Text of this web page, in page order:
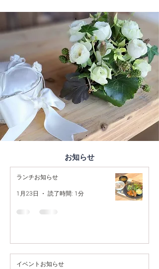
お知らせ
ランチお知らせ
1月23日 読了時間: 1分
イベントお知らせ